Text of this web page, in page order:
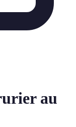
au